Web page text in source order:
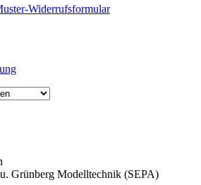
Widerrufsformular